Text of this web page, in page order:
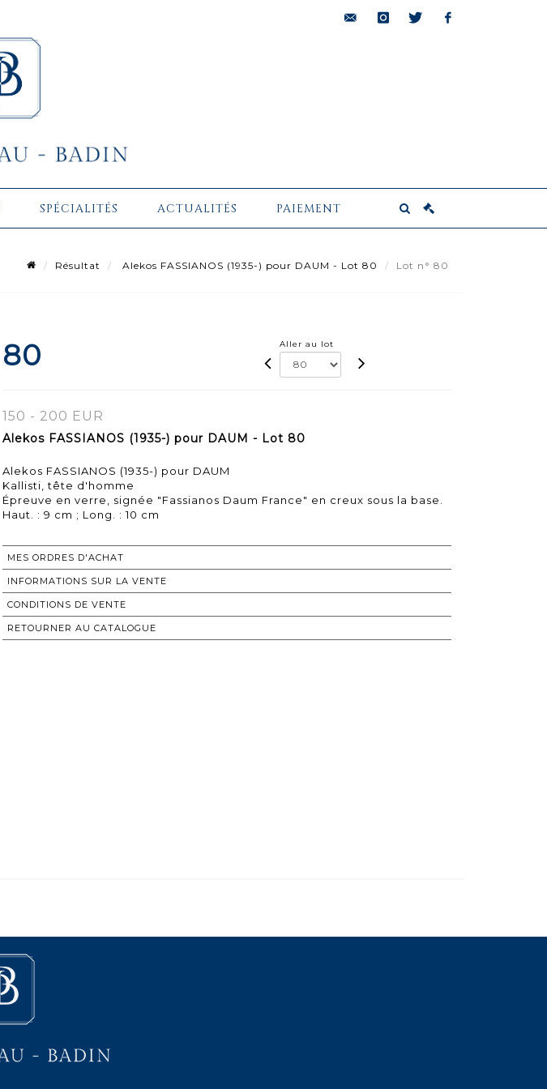
SPÉCIALITÉS ACTUALITÉS PAIEMENT
Résultat Alekos FASSIANOS (1935-) pour DAUM - Lot 80 Lot n° 80
80 Aller au lot
150 - 200 EUR
Alekos FASSIANOS (1935-) pour DAUM - Lot 80
Alekos FASSIANOS (1935-) pour DAUM
Kallisti, tête d'homme
Épreuve en verre, signée "Fassianos Daum France" en creux sous la base.
Haut. : 9 cm ; Long. : 10 cm
MES ORDRES D'ACHAT
INFORMATIONS SUR LA VENTE
CONDITIONS DE VENTE
RETOURNER AU CATALOGUE